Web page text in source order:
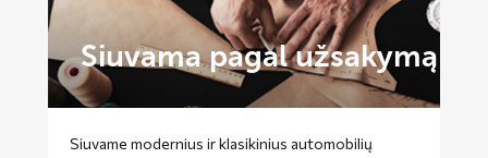
Siuvama pagal užsakymą
Siuvame modernius ir klasikinius automobilių